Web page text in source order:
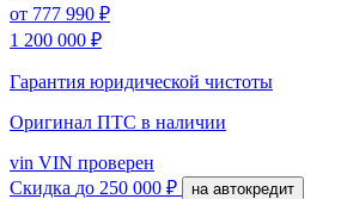
от 777 990 ₽
1 200 000 ₽
Гарантия юридической чистоты
Оригинал ПТС в наличии
vin VIN проверен
Скидка до 250 000 ₽ на автокредит